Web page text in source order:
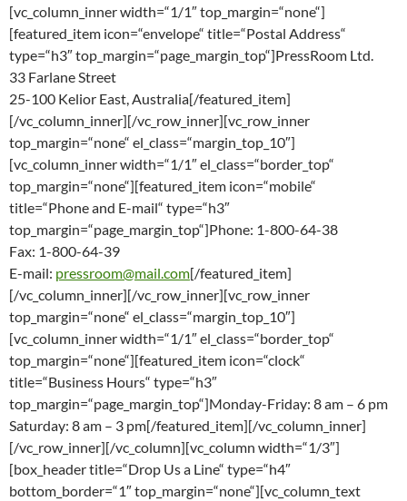
[vc_column_inner width=“1/1″ top_margin=“none“]
[featured_item icon=“envelope“ title=“Postal Address“
type=“h3″ top_margin=“page_margin_top“]PressRoom Ltd.
33 Farlane Street
25-100 Kelior East, Australia[/featured_item]
[/vc_column_inner][/vc_row_inner][vc_row_inner
top_margin=“none“ el_class=“margin_top_10″]
[vc_column_inner width=“1/1″ el_class=“border_top“
top_margin=“none“][featured_item icon=“mobile“
title=“Phone and E-mail“ type=“h3″
top_margin=“page_margin_top“]Phone: 1-800-64-38
Fax: 1-800-64-39
E-mail: pressroom@mail.com[/featured_item]
[/vc_column_inner][/vc_row_inner][vc_row_inner
top_margin=“none“ el_class=“margin_top_10″]
[vc_column_inner width=“1/1″ el_class=“border_top“
top_margin=“none“][featured_item icon=“clock“
title=“Business Hours“ type=“h3″
top_margin=“page_margin_top“]Monday-Friday: 8 am – 6 pm
Saturday: 8 am – 3 pm[/featured_item][/vc_column_inner]
[/vc_row_inner][/vc_column][vc_column width=“1/3″]
[box_header title=“Drop Us a Line“ type=“h4″
bottom_border=“1″ top_margin=“none“][vc_column_text